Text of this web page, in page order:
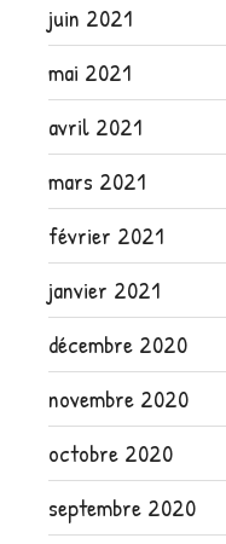
juin 2021
mai 2021
avril 2021
mars 2021
février 2021
janvier 2021
décembre 2020
novembre 2020
octobre 2020
septembre 2020